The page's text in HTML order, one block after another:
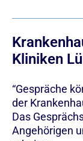
Kliniken
“Gespräche
der
Das
Angehörigen